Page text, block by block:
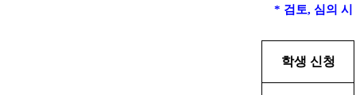
* 검토, 심의
학생 신청